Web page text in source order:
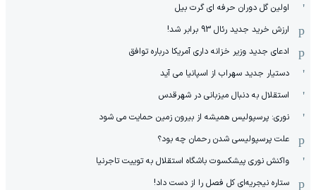
اولین گل دوران حرفه ای گرت بیل
ارزش خرید جدید رئال 93 برابر شد!
ادعای جدید وزیر خزانه داری آمریکا درباره توافق
دستیار جدید سهراب از اسپانیا می آید
استقلال به دنبال میزبانی در شهرقدس
نوری: پرسپولیس همیشه از بیرون زمین حمایت می شود
علت پرسپولیسی شدن رحمان چه بود؟
واکنش نوری پیشکسوت باشگاه استقلال به توییت تاجرنیا
ستاره نیجریه‌ای کل فصل را از دست داد!